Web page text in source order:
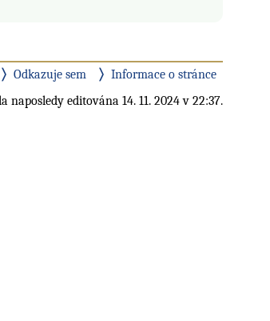
Odkazuje sem
Informace o stránce
naposledy editována 14. 11. 2024 v 22:37.